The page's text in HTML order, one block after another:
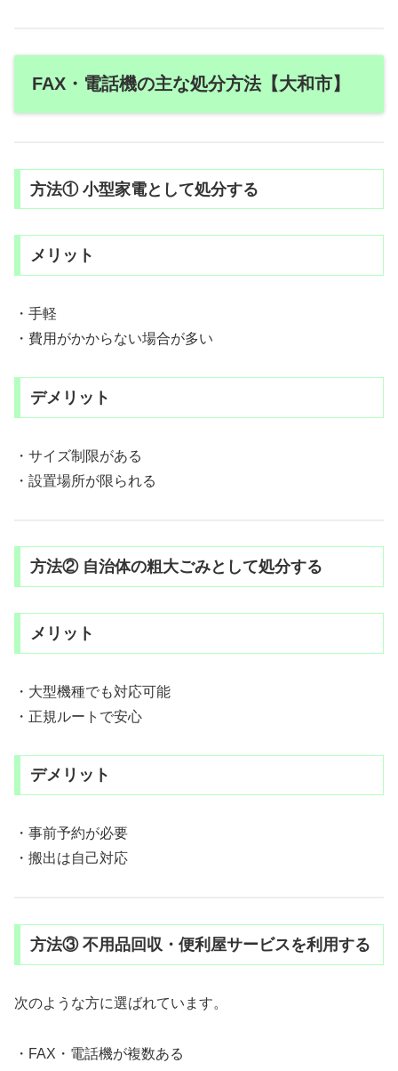
FAX・電話機の主な処分方法【大和市】
方法① 小型家電として処分する
メリット
・手軽
・費用がかからない場合が多い
デメリット
・サイズ制限がある
・設置場所が限られる
方法② 自治体の粗大ごみとして処分する
メリット
・大型機種でも対応可能
・正規ルートで安心
デメリット
・事前予約が必要
・搬出は自己対応
方法③ 不用品回収・便利屋サービスを利用する
次のような方に選ばれています。
・FAX・電話機が複数ある